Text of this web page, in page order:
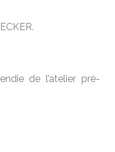
de l’atelier pré-